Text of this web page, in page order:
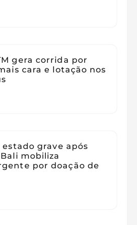
gera corrida por
cara e lotação nos
grave após
mobiliza
por doação de